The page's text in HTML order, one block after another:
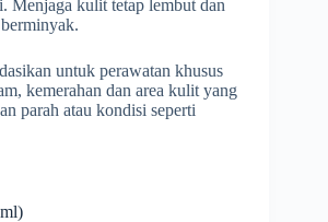
Menjaga kulit tetap lembut dan
untuk perawatan khusus
kemerahan dan area kulit yang
parah atau kondisi seperti